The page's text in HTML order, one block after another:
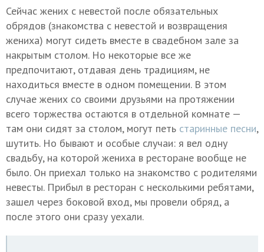
Сейчас жених с невестой после обязательных
обрядов (знакомства с невестой и возвращения
жениха) могут сидеть вместе в свадебном зале за
накрытым столом. Но некоторые все же
предпочитают, отдавая день традициям, не
находиться вместе в одном помещении. В этом
случае жених со своими друзьями на протяжении
всего торжества остаются в отдельной комнате —
там они сидят за столом, могут петь старинные песни,
шутить. Но бывают и особые случаи: я вел одну
свадьбу, на которой жениха в ресторане вообще не
было. Он приехал только на знакомство с родителями
невесты. Прибыл в ресторан с несколькими ребятами,
зашел через боковой вход, мы провели обряд, а
после этого они сразу уехали.